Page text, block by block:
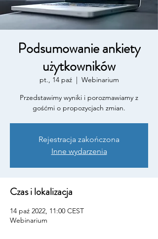
Podsumowanie ankiety
użytkowników
pt., 14 paź
  |
Webinarium
Przedstawimy wyniki i porozmawiamy z
gośćmi o propozycjach zmian.
Rejestracja zakończona
Inne wydarzenia
Czas i lokalizacja
14 paź 2022, 11:00 CEST
Webinarium